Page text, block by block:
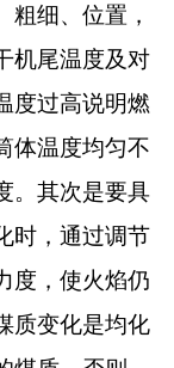
粗细、位置，
机尾温度及对
度过高说明燃
体温度均匀不
。其次是要具
时，通过调节
度，使火焰仍
质变化是均化